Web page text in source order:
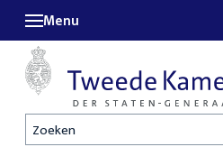
Zoeken
Menu